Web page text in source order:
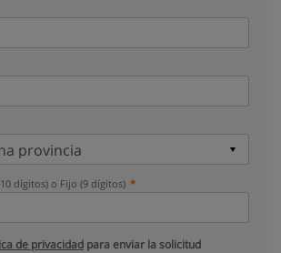
dígitos) o Fijo (9 dígitos)
de privacidad para enviar la solicitud